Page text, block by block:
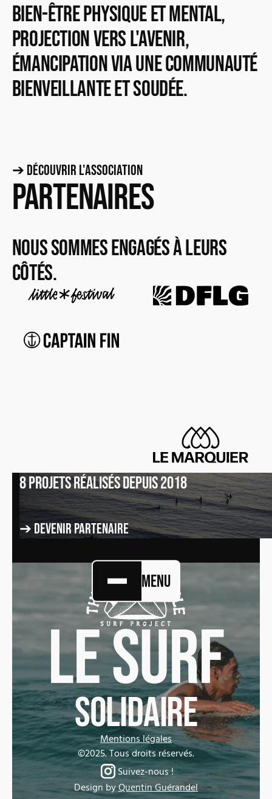
Menu
bien-être physique et mental,
projection vers l'avenir,
émancipation via une communauté
bienveillante et soudée.
➔ Découvrir l'association
Partenaires
Nous sommes engagés à leurs
côtés.
8 projets réalisés depuis 2018
➔ Devenir partenaire
Le surf
solidaire
Mentions légales
©2025. Tous droits réservés.
Suivez-nous !
Design byQuentin Guérandel